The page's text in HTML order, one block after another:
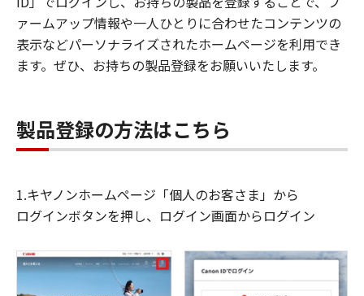
ァームアップ情報や一人ひとりに合わせたコンテンツの
表示などパーソナライズされたホームページを利用でき
ます。ぜひ、お持ちの製品登録をお願いいたします。
製品登録の方法はこちら
1.キヤノンホームページ「個人のお客さま」から
ログインボタンを押し、ログイン画面からログイン